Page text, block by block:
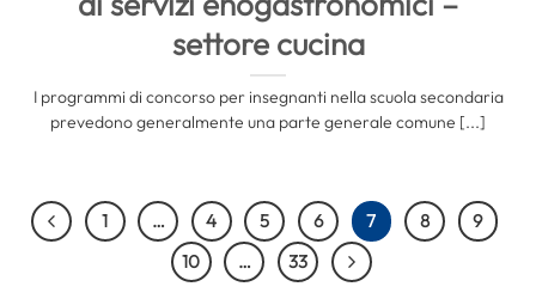
settore cucina
I programmi di concorso per insegnanti nella scuola secondaria
prevedono generalmente una parte generale comune [...]
1 … 4 5 6 7 8
9
10
… 33